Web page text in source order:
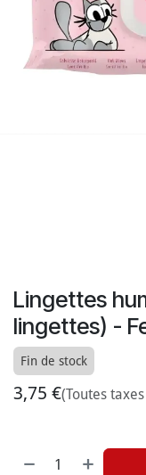
Lingettes
lingettes) -
Fin de stock
3,75 €(Toutes